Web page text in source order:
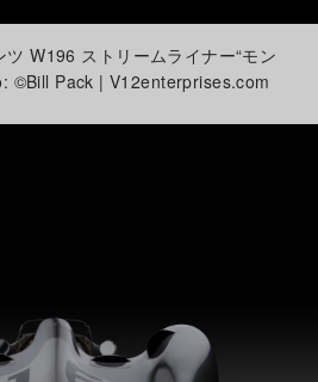
W196 ストリームライナー“モン
©Bill Pack | V12enterprises.com